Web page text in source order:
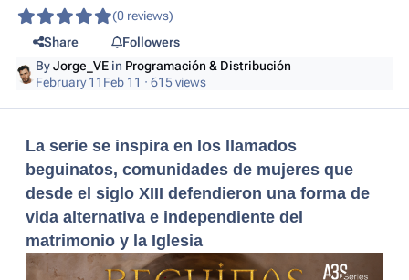
(0 reviews)
Share
Followers
ByJorge_VE in Programación & Distribución
February 11 Feb 11 · 615 views
La serie se inspira en los llamados
beguinatos, comunidades de mujeres que
desde el siglo XIII defendieron una forma de
vida alternativa e independiente del
matrimonio y la Iglesia